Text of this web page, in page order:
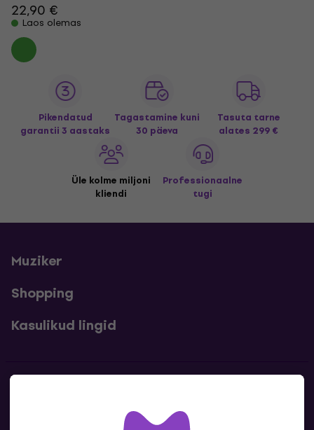
22,90 €
Laos olemas
Pikendatud
garantii 3 aastaks
Tagastamine kuni
30 päeva
Tasuta tarne
alates 299 €
Üle kolme miljoni
kliendi
Professionaalne
tugi
Muziker
Shopping
Kasulikud lingid
Kontaktandmed